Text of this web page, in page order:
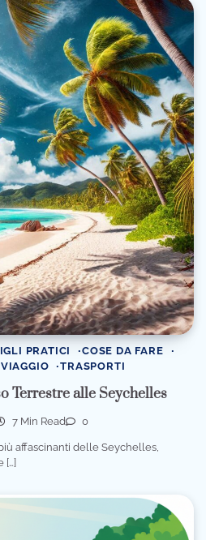
PRATICI
COSE DA FARE
TRASPORTI
Terrestre alle Seychelles
7 Min Read 0
affascinanti delle Seychelles,
[…]